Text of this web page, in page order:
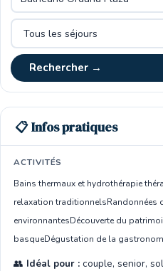
Rechercher →
📋 Infos pratiques
ACTIVITÉS
Bains thermaux et hydrothérapie
relaxation traditionnelsRandonnées
environnantesDécouverte du
basqueDégustation de la
👥 Idéal pour : couple, senior,